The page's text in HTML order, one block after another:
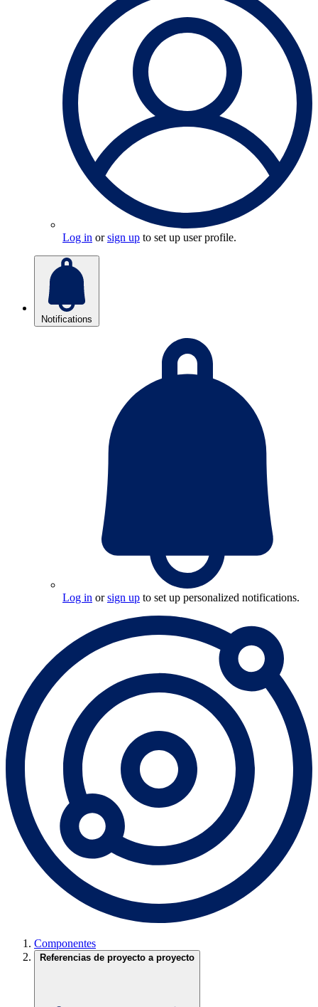
Log in orsign up to set up user profile.
Notifications
Log in orsign up to set up personalized notifications.
Componentes
Referencias de proyecto a proyecto